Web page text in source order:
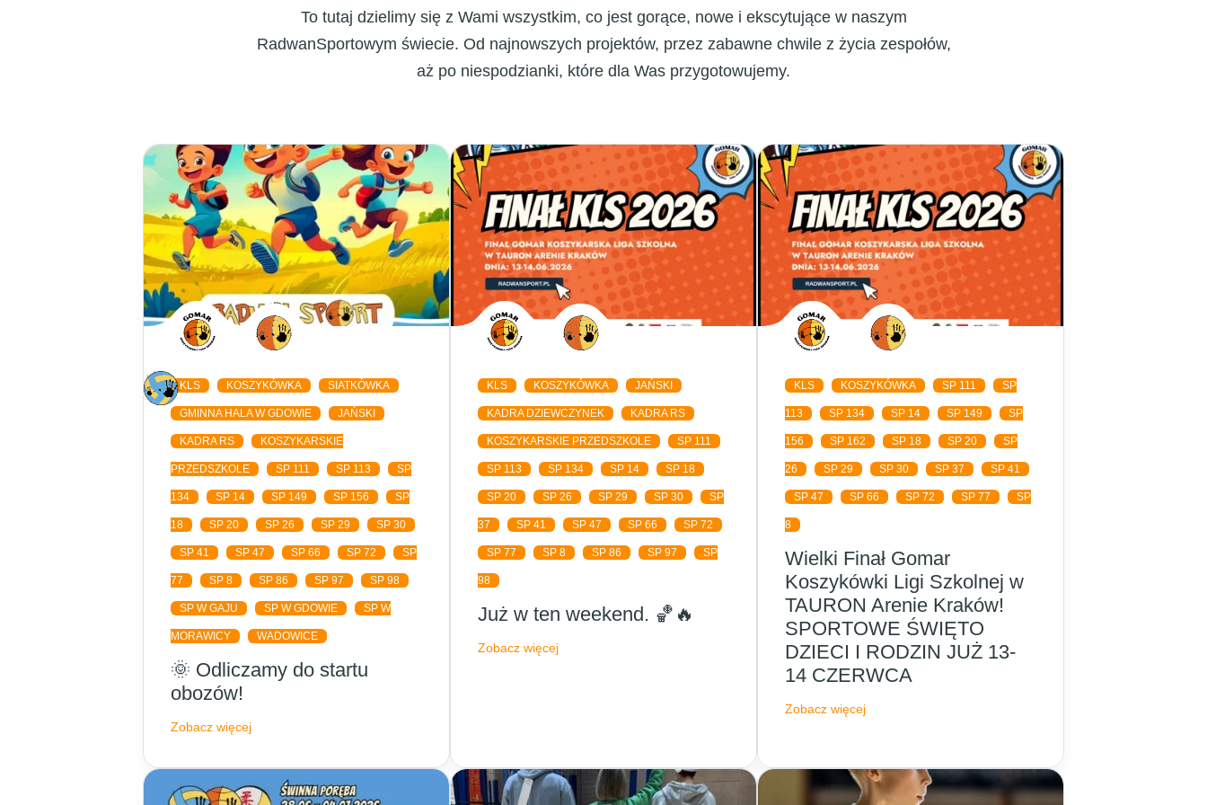
To tutaj dzielimy się z Wami wszystkim, co jest gorące, nowe i ekscytujące w naszym
RadwanSportowym świecie. Od najnowszych projektów, przez zabawne chwile z życia zespołów,
aż po niespodzianki, które dla Was przygotowujemy.
KLS KOSZYKÓWKA SIATKÓWKA
GMINNA HALA W GDOWIE JAŃSKI
KADRA RS KOSZYKARSKIE
PRZEDSZKOLE SP 111 SP 113 SP
134 SP 14 SP 149 SP 156 SP
18 SP 20 SP 26 SP 29 SP 30
SP 41 SP 47 SP 66 SP 72 SP
77 SP 8 SP 86 SP 97 SP 98
SP W GAJU SP W GDOWIE SP W
MORAWICY WADOWICE
🌞 Odliczamy do startu
obozów!
Zobacz więcej
KLS KOSZYKÓWKA JAŃSKI
KADRA DZIEWCZYNEK KADRA RS
KOSZYKARSKIE PRZEDSZKOLE SP 111
SP 113 SP 134 SP 14 SP 18
SP 20 SP 26 SP 29 SP 30 SP
37 SP 41 SP 47 SP 66 SP 72
SP 77 SP 8 SP 86 SP 97 SP
98
Już w ten weekend. 🏀🔥
Zobacz więcej
KLS KOSZYKÓWKA SP 111 SP
113 SP 134 SP 14 SP 149 SP
156 SP 162 SP 18 SP 20 SP
26 SP 29 SP 30 SP 37 SP 41
SP 47 SP 66 SP 72 SP 77 SP
8
Wielki Finał Gomar
Koszykówki Ligi Szkolnej w
TAURON Arenie Kraków!
SPORTOWE ŚWIĘTO
DZIECI I RODZIN JUŻ 13-
14 CZERWCA
Zobacz więcej